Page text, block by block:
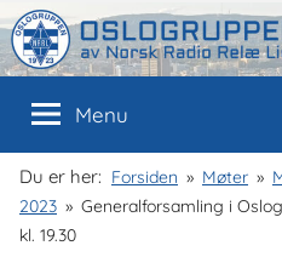
Skip
to
content
Oslogruppen
av
NRRL
Oslo
Menu
Du er her: Forsiden Møter
2023
Generalforsamling i
kl. 19.30